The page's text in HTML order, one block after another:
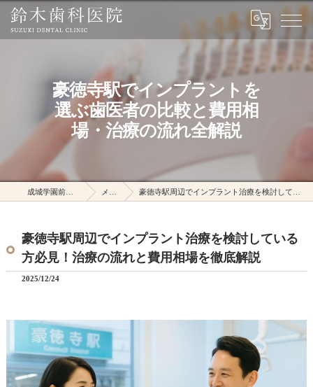
豪徳寺駅でインプラントを
選ぶ歯医者の比較と費用相
場・治療の流れ全解説
成城学園前駅の鈴木歯科医院 メディア 豪徳寺駅周辺でインプラント治療を検討している方必見！治療の流れと費用相場を徹底解説
豪徳寺駅周辺でインプラント治療を検討している
方必見！治療の流れと費用相場を徹底解説
2025/12/24